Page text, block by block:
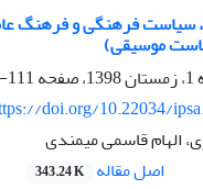
سیاست فرهنگی و فرهنگ
موسیقی)
111-146
doi.org/10.22034/
الهام قاسمی میمندی
اصل مقاله 343.24 K